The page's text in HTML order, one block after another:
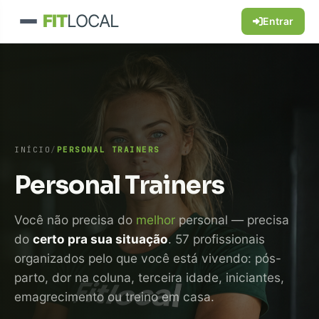
FITLOCAL Entrar
INÍCIO / PERSONAL TRAINERS
Personal Trainers
Você não precisa do melhor personal — precisa
do certo pra sua situação. 57 profissionais
organizados pelo que você está vivendo: pós-
parto, dor na coluna, terceira idade, iniciantes,
emagrecimento ou treino em casa.